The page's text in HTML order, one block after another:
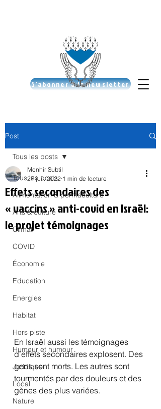
S'abonner à la newsletter
Post
Tous les posts
Alimentation & permaculture
Arts & culture
Climat
COVID
Économie
Education
Energies
Habitat
Hors piste
Humeur et humour
Juridique
Local
Nature
Tous les posts
Effets secondaires des
« vaccins » anti-covid en Israël:
le projet témoignages
Menhir Subtil
27 juil. 2022 1 min de lecture
En Israël aussi les témoignages
d’effets secondaires explosent. Des
gens sont morts. Les autres sont
tourmentés par des douleurs et des
gènes des plus variées.